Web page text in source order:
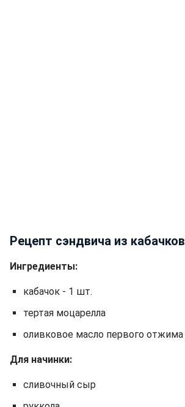
Рецепт сэндвича из кабачков
Ингредиенты:
кабачок - 1 шт.
тертая моцарелла
оливковое масло первого отжима
Для начинки:
сливочный сыр